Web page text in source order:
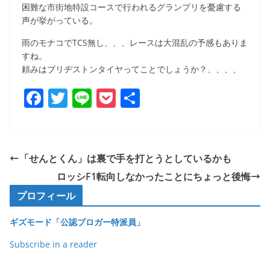
困難な市街地特設コースで行われるグランプリを憂慮する
声が挙がっている。
雨のモナコでTCS無し、、、レースは大混乱の予感もありま
すね。
頼みはブリヂストンタイヤってことでしょうか？、、、、
F
e
o
o
k
T
er
Li P
et
「せんとくん」は裏で手を打とうとしているかも
ロッシF1転向しなかったことにちょっと後悔
プロフィール
ギズモード「公認ブロガー特派員」
Subscribe in a reader